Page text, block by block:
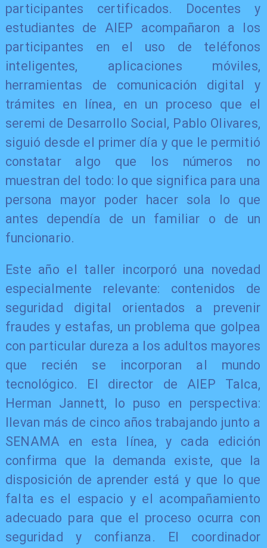
participantes certificados. Docentes y
estudiantes de AIEP acompañaron a los
participantes en el uso de teléfonos
inteligentes, aplicaciones móviles,
herramientas de comunicación digital y
trámites en línea, en un proceso que el
seremi de Desarrollo Social, Pablo Olivares,
siguió desde el primer día y que le permitió
constatar algo que los números no
muestran del todo: lo que significa para una
persona mayor poder hacer sola lo que
antes dependía de un familiar o de un
funcionario.
Este año el taller incorporó una novedad
especialmente relevante: contenidos de
seguridad digital orientados a prevenir
fraudes y estafas, un problema que golpea
con particular dureza a los adultos mayores
que recién se incorporan al mundo
tecnológico. El director de AIEP Talca,
Herman Jannett, lo puso en perspectiva:
llevan más de cinco años trabajando junto a
SENAMA en esta línea, y cada edición
confirma que la demanda existe, que la
disposición de aprender está y que lo que
falta es el espacio y el acompañamiento
adecuado para que el proceso ocurra con
seguridad y confianza. El coordinador